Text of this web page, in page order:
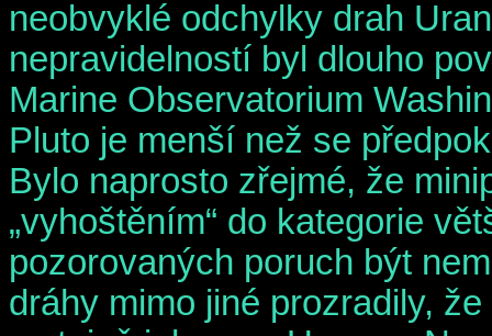
neobvyklé odchylky drah
nepravidelností byl dlouho
Marine Observatorium
Pluto je menší než se
Bylo naprosto zřejmé, že
„vyhoštěním“ do kategorie
pozorovaných poruch být
dráhy mimo jiné prozradily,